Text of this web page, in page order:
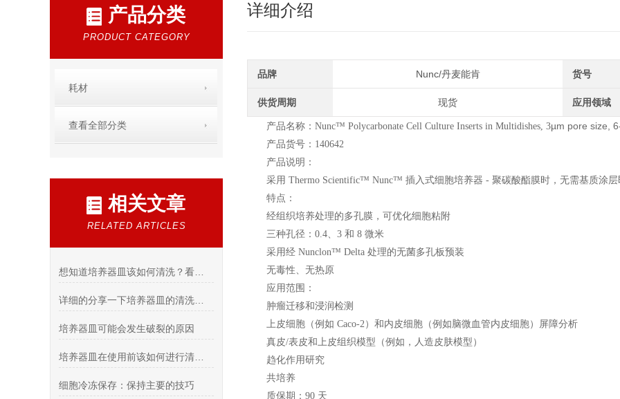
产品分类
PRODUCT CATEGORY
耗材
查看全部分类
相关文章
RELATED ARTICLES
培养器皿可能会发生破裂的原因
细胞冷冻保存：保持主要的技巧
详细介绍
品牌 Nunc/丹麦能肯 货号
供货周期 现货 应用领域
产品名称：Nunc™ Polycarbonate Cell Culture Inserts in Multidishes, 3µm pore size,
产品货号：140642
产品说明：
采用 Thermo Scientific™ Nunc™ 插入式细胞培养器 - 聚碳酸酯膜时，无需基质涂
特点：
经组织培养处理的多孔膜，可优化细胞粘附
三种孔径：0.4、3 和 8 微米
采用经 Nunclon™ Delta 处理的无菌多孔板预装
无毒性、无热原
应用范围：
肿瘤迁移和浸润检测
上皮细胞（例如 Caco-2）和内皮细胞（例如脑微血管内皮细胞）屏障分析
真皮/表皮和上皮组织模型（例如，人造皮肤模型）
趋化作用研究
共培养
质保期：90 天